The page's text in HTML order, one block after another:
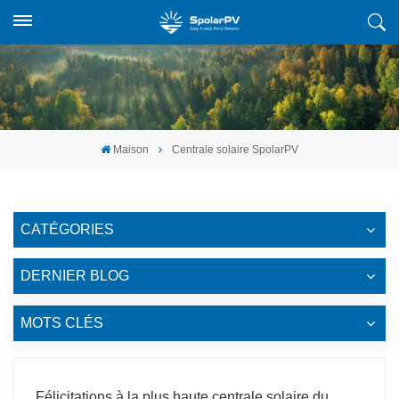
Maison Centrale solaire SpolarPV
CATÉGORIES
DERNIER BLOG
MOTS CLÉS